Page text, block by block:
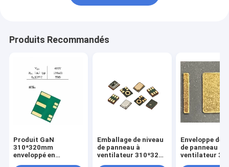
Produits Recommandés
Produit GaN
310*320mm
enveloppé en
Emballage de niveau
de panneau à
ventilateur 310*320
Enveloppe de
de panneau à
ventilateur